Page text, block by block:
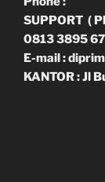
SUPPORT (
0813 3895
E-mail :
KANTOR : Jl